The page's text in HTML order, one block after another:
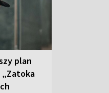
plan
„Zatoka